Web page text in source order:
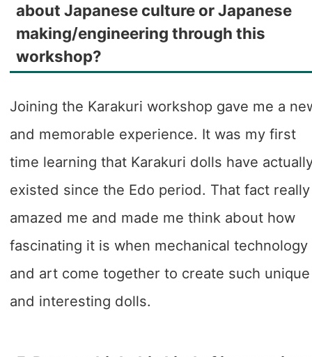
about Japanese culture or Japanese
making/engineering through this
workshop?
Joining the Karakuri workshop gave me a
and memorable experience. It was my first
time learning that Karakuri dolls have
existed since the Edo period. That fact really
amazed me and made me think about how
fascinating it is when mechanical technology
and art come together to create such unique
and interesting dolls.